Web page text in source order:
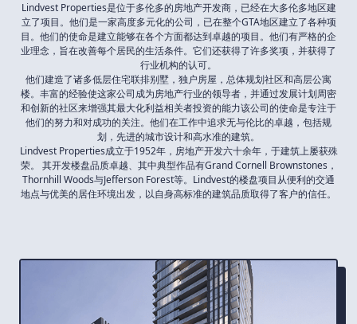
Lindvest Properties是位于多伦多的房地产开发商，已经在大多伦多地区建
立了项目。他们是一家高度多元化的公司，已在整个GTA地区建立了各种项
目。他们的使命是建立能够在各个方面都达到卓越的项目。他们有严格的企
业理念，旨在改善每个居民的生活条件。它们还获得了许多奖项，并获得了
行业机构的认可。
他们建造了诸多低层住宅联排别墅，独户房屋，总体规划社区和高层公寓
楼。丰富的经验使这家公司成为房地产行业的领导者，并通过发展计划周密
和创新的社区来增强其最大化利益相关者投资的能力该公司的使命是专注于
他们的努力和对成功的关注。他们在工作中追求无与伦比的卓越，包括规
划，先进的城市设计和高水准的建筑。
Lindvest Properties成立于1952年，房地产开发六十余年，于建筑上屡获殊
荣。 其开发楼盘品质卓越、其中典型作品有Grand Cornell Brownstones，
Thornhill Woods与Jefferson Forest等。Lindvest的楼盘项目从便利的交通
地点与优美的居住环境出发，以自身高标准的建筑品质取得了客户的信任。